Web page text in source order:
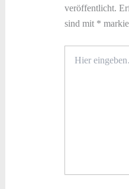
veröffentlicht.
sind mit *
eingeben…